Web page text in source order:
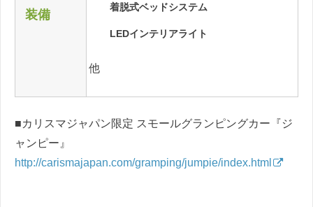
装備
着脱式ベッドシステム
LEDインテリアライト
他
■カリスマジャパン限定 スモールグランピングカー『ジ
ャンピー』
http://carismajapan.com/gramping/jumpie/index.html